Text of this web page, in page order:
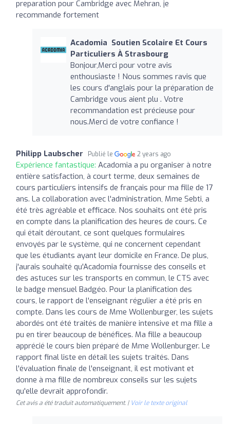
preparation pour Cambridge avec Mehran, je
recommande fortement
Acadomia ‍ Soutien Scolaire Et Cours
Particuliers À Strasbourg
Bonjour,Merci pour votre avis
enthousiaste ! Nous sommes ravis que
les cours d'anglais pour la préparation de
Cambridge vous aient plu . Votre
recommandation est précieuse pour
nous.Merci de votre confiance !
Philipp Laubscher Publié le 2 years ago
Expérience fantastique: Acadomia a pu organiser à notre
entière satisfaction, à court terme, deux semaines de
cours particuliers intensifs de français pour ma fille de 17
ans. La collaboration avec l'administration, Mme Sebti, a
été très agréable et efficace. Nos souhaits ont été pris
en compte dans la planification des heures de cours. Ce
qui était déroutant, ce sont quelques formulaires
envoyés par le système, qui ne concernent cependant
que les étudiants ayant leur domicile en France. De plus,
j'aurais souhaité qu'Acadomia fournisse des conseils et
des astuces sur les transports en commun, le CTS avec
le badge mensuel Badgéo. Pour la planification des
cours, le rapport de l'enseignant régulier a été pris en
compte. Dans les cours de Mme Wollenburger, les sujets
abordés ont été traités de manière intensive et ma fille a
pu en tirer beaucoup de bénéfices. Ma fille a beaucoup
apprécié le cours bien préparé de Mme Wollenburger. Le
rapport final liste en détail les sujets traités. Dans
l'évaluation finale de l'enseignant, il est motivant et
donne à ma fille de nombreux conseils sur les sujets
qu'elle devrait approfondir.
Cet avis a été traduit automatiquement. | Voir le texte original